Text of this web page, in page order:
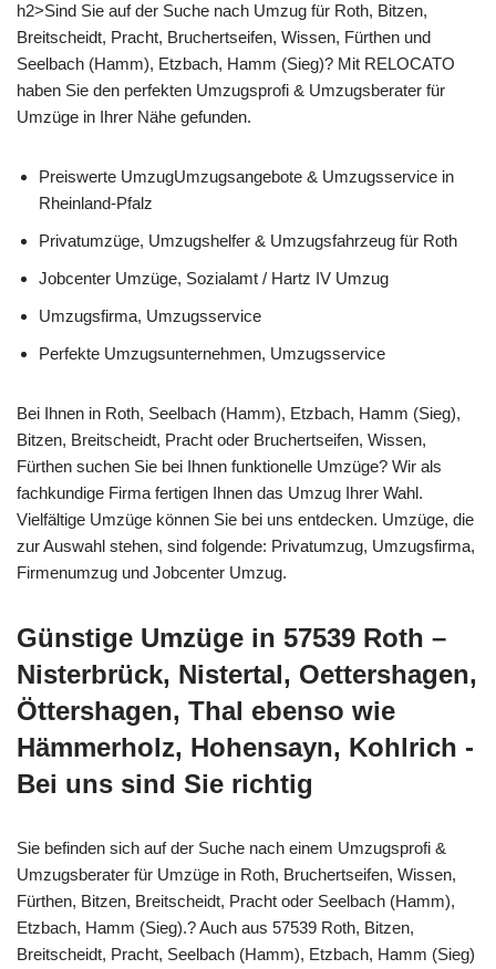
h2>Sind Sie auf der Suche nach Umzug für Roth, Bitzen,
Breitscheidt, Pracht, Bruchertseifen, Wissen, Fürthen und
Seelbach (Hamm), Etzbach, Hamm (Sieg)? Mit RELOCATO
haben Sie den perfekten Umzugsprofi & Umzugsberater für
Umzüge in Ihrer Nähe gefunden.
Preiswerte UmzugUmzugsangebote & Umzugsservice in
Rheinland-Pfalz
Privatumzüge, Umzugshelfer & Umzugsfahrzeug für Roth
Jobcenter Umzüge, Sozialamt / Hartz IV Umzug
Umzugsfirma, Umzugsservice
Perfekte Umzugsunternehmen, Umzugsservice
Bei Ihnen in Roth, Seelbach (Hamm), Etzbach, Hamm (Sieg),
Bitzen, Breitscheidt, Pracht oder Bruchertseifen, Wissen,
Fürthen suchen Sie bei Ihnen funktionelle Umzüge? Wir als
fachkundige Firma fertigen Ihnen das Umzug Ihrer Wahl.
Vielfältige Umzüge können Sie bei uns entdecken. Umzüge, die
zur Auswahl stehen, sind folgende: Privatumzug, Umzugsfirma,
Firmenumzug und Jobcenter Umzug.
Günstige Umzüge in 57539 Roth –
Nisterbrück, Nistertal, Oettershagen,
Öttershagen, Thal ebenso wie
Hämmerholz, Hohensayn, Kohlrich -
Bei uns sind Sie richtig
Sie befinden sich auf der Suche nach einem Umzugsprofi &
Umzugsberater für Umzüge in Roth, Bruchertseifen, Wissen,
Fürthen, Bitzen, Breitscheidt, Pracht oder Seelbach (Hamm),
Etzbach, Hamm (Sieg).? Auch aus 57539 Roth, Bitzen,
Breitscheidt, Pracht, Seelbach (Hamm), Etzbach, Hamm (Sieg)